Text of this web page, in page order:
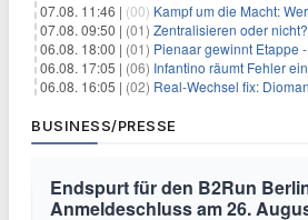
07.08. 11:46 | (00) Kampf um die Macht: Wer
07.08. 09:50 | (01) Zentralisieren oder nicht?
06.08. 18:00 | (01) Pienaar gewinnt Etappe -
06.08. 17:05 | (06) Infantino räumt Fehler ein -
06.08. 16:05 | (02) Real-Wechsel fix:
BUSINESS/PRESSE
Endspurt für den B2Run
Anmeldeschluss am 26.